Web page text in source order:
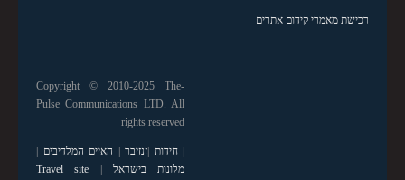
רכישת מאמרי קידום אתרים
Copyright © 2010-2025 The-
Pulse Communications LTD. All
rights reserved
|חידות זנזיבר האיים המלדיבים
מלונות בישראל
Travel site